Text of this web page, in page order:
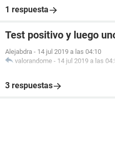
1 respuesta
Test positivo y luego
Alejabdra - 14 jul 2019 a las 04:10
valorandome - 14 jul 2019 a las
3 respuestas